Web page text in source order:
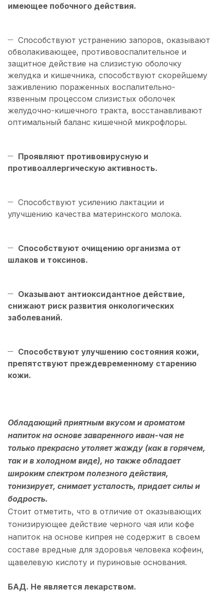
имеющее побочного действия.
Способствуют устранению запоров, оказывают
обволакивающее, противовоспалительное и
защитное действие на слизистую оболочку
желудка и кишечника, способствуют скорейшему
заживлению пораженных воспалительно-
язвенным процессом слизистых оболочек
желудочно-кишечного тракта, восстанавливают
оптимальный баланс кишечной микрофлоры.
Проявляют противовирусную и
противоаллергическую активность.
Способствуют усилению лактации и
улучшению качества материнского молока.
Способствуют очищению организма от
шлаков и токсинов.
Оказывают антиоксидантное действие,
снижают риск развития онкологических
заболеваний.
Способствуют улучшению состояния кожи,
препятствуют преждевременному старению
кожи.
Обладающий приятным вкусом и ароматом
напиток на основе заваренного иван-чая не
только прекрасно утоляет жажду (как в горячем,
так и в холодном виде), но также обладает
широким спектром полезного действия,
тонизирует, снимает усталость, придает силы и
бодрость.
Стоит отметить, что в отличие от оказывающих
тонизирующее действие черного чая или кофе
напиток на основе кипрея не содержит в своем
составе вредные для здоровья человека кофеин,
щавелевую кислоту и пуриновые основания.
БАД. Не является лекарством.